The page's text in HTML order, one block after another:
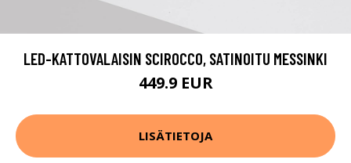
LED-KATTOVALAISIN SCIROCCO, SATINOITU MESSINKI
449.9 EUR
LISÄTIETOJA